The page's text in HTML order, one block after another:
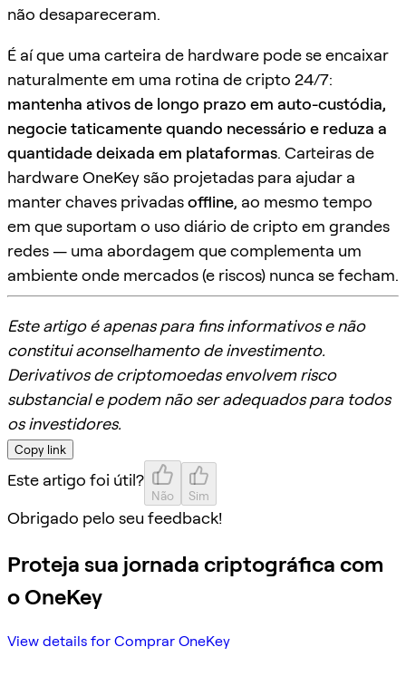
não desapareceram.
É aí que uma carteira de hardware pode se encaixar
naturalmente em uma rotina de cripto 24/7:
mantenha ativos de longo prazo em auto-custódia,
negocie taticamente quando necessário e reduza a
quantidade deixada em plataformas. Carteiras de
hardware OneKey são projetadas para ajudar a
manter chaves privadasoffline, ao mesmo tempo
em que suportam o uso diário de cripto em grandes
redes — uma abordagem que complementa um
ambiente onde mercados (e riscos) nunca se fecham.
Este artigo é apenas para fins informativos e não
constitui aconselhamento de investimento.
Derivativos de criptomoedas envolvem risco
substancial e podem não ser adequados para todos
os investidores.
Copy link
Este artigo foi útil?
Não Sim
Obrigado pelo seu feedback!
Proteja sua jornada criptográfica com
o OneKey
View details for Comprar OneKey